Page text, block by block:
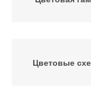
Цветовые